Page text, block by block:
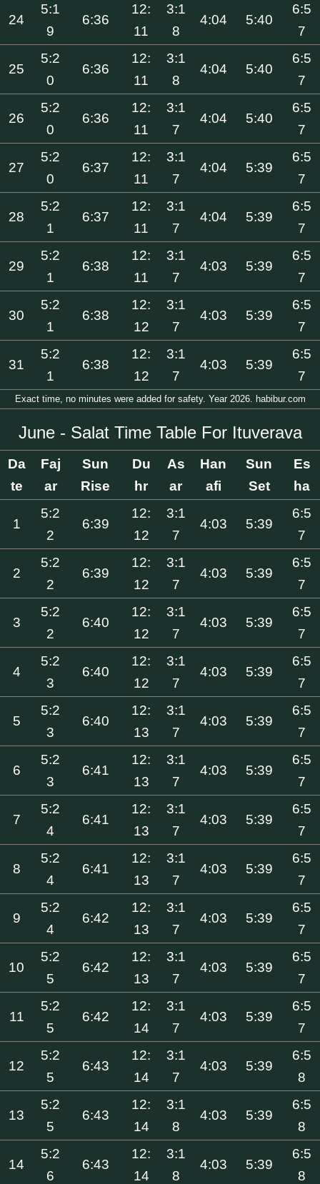
24
5:1
9
6:36
12:
11
3:1
8
4:04 5:40
6:5
7
25
5:2
0
6:36
12:
11
3:1
8
4:04 5:40
6:5
7
26
5:2
0
6:36
12:
11
3:1
7
4:04 5:40
6:5
7
27
5:2
0
6:37
12:
11
3:1
7
4:04 5:39
6:5
7
28
5:2
1
6:37
12:
11
3:1
7
4:04 5:39
6:5
7
29
5:2
1
6:38
12:
11
3:1
7
4:03 5:39
6:5
7
30
5:2
1
6:38
12:
12
3:1
7
4:03 5:39
6:5
7
31
5:2
1
6:38
12:
12
3:1
7
4:03 5:39
6:5
7
Exact time, no minutes were added for safety. Year 2026. habibur.com
June - Salat Time Table For Ituverava
Da
te
Faj
ar
Sun
Rise
Du
hr
As
ar
Han
afi
Sun
Set
Es
ha
1
5:2
2
6:39
12:
12
3:1
7
4:03 5:39
6:5
7
2
5:2
2
6:39
12:
12
3:1
7
4:03 5:39
6:5
7
3
5:2
2
6:40
12:
12
3:1
7
4:03 5:39
6:5
7
4
5:2
3
6:40
12:
12
3:1
7
4:03 5:39
6:5
7
5
5:2
3
6:40
12:
13
3:1
7
4:03 5:39
6:5
7
6
5:2
3
6:41
12:
13
3:1
7
4:03 5:39
6:5
7
7
5:2
4
6:41
12:
13
3:1
7
4:03 5:39
6:5
7
8
5:2
4
6:41
12:
13
3:1
7
4:03 5:39
6:5
7
9
5:2
4
6:42
12:
13
3:1
7
4:03 5:39
6:5
7
10
5:2
5
6:42
12:
13
3:1
7
4:03 5:39
6:5
7
11
5:2
5
6:42
12:
14
3:1
7
4:03 5:39
6:5
7
12
5:2
5
6:43
12:
14
3:1
7
4:03 5:39
6:5
8
13
5:2
5
6:43
12:
14
3:1
8
4:03 5:39
6:5
8
14
5:2
6
6:43
12:
14
3:1
8
4:03 5:39
6:5
8